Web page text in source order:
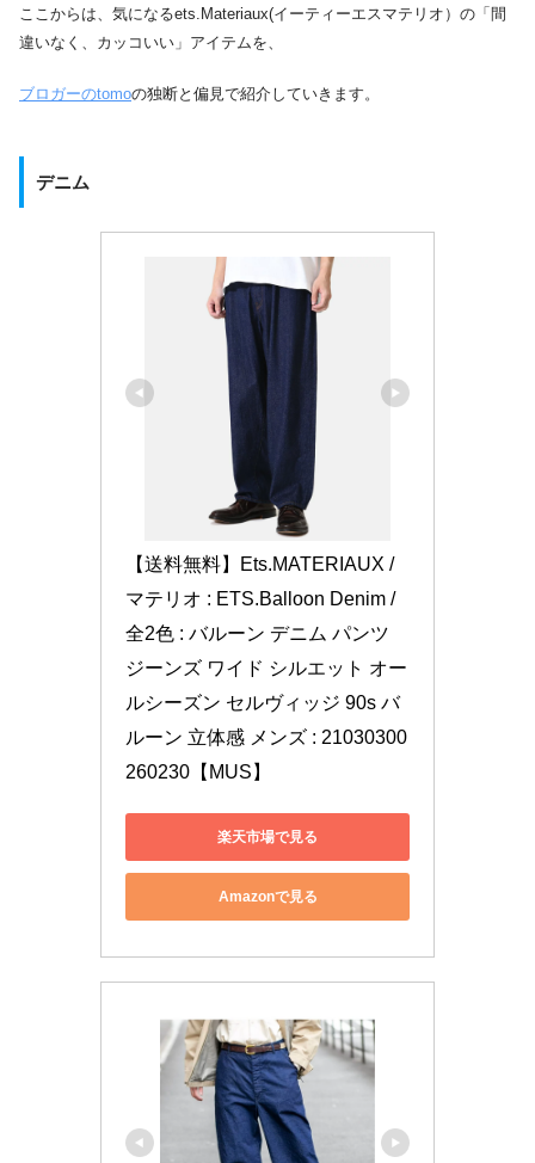
ここからは、気になるets.Materiaux(イーティーエスマテリオ）の「間
違いなく、カッコいい」アイテムを、
ブロガーのtomoの独断と偏見で紹介していきます。
デニム
【送料無料】Ets.MATERIAUX /
マテリオ : ETS.Balloon Denim /
全2色 : バルーン デニム パンツ
ジーンズ ワイド シルエット オー
ルシーズン セルヴィッジ 90s バ
ルーン 立体感 メンズ : 21030300
260230【MUS】
楽天市場で見る
Amazonで見る